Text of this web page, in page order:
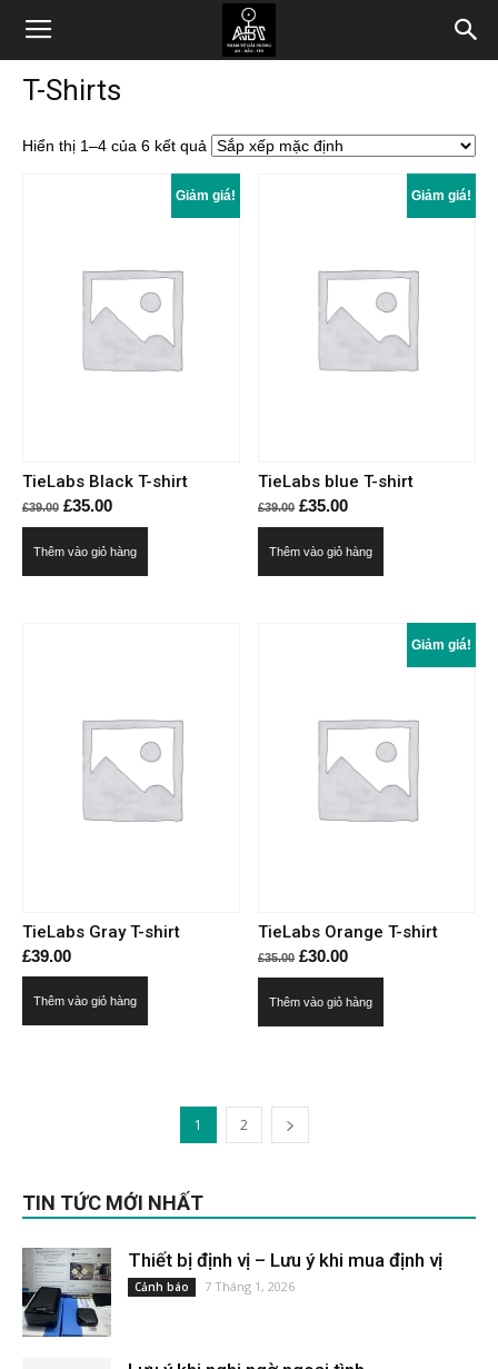
T-Shirts
Hiển thị 1–4 của 6 kết quả
Giảm giá!
TieLabs Black T-shirt
£39.00 Giá
gốc
là:
£35.00Giá
hiện
tại
Thêm vào giỏ hàng
Giảm giá!
TieLabs blue T-shirt
£39.00 Giá
gốc
là:
£35.00Giá
hiện
tại
Thêm vào giỏ hàng
TieLabs Gray T-shirt
£39.00
Thêm vào giỏ hàng
Giảm giá!
TieLabs Orange T-shirt
£35.00 Giá
gốc
là:
£30.00Giá
hiện
tại
Thêm vào giỏ hàng
1 2
TIN TỨC MỚI NHẤT
Thiết bị định vị – Lưu ý khi mua định vị
Cảnh báo 7 Tháng 1, 2026